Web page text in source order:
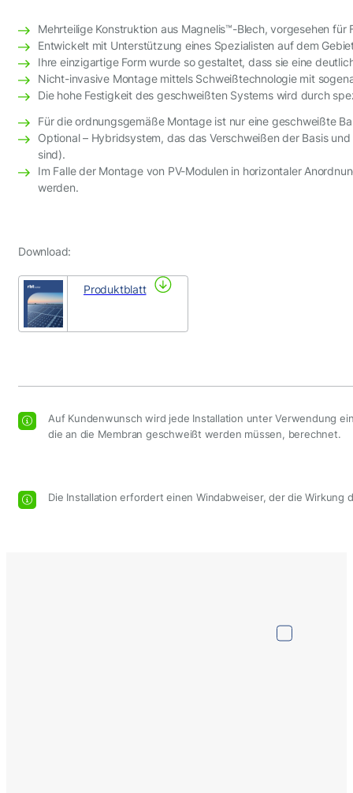
Lange Seite (LAZ)
Max Länge des PV-Moduls
Individuell (X)
Mehrteilige Konstruktion aus Magnelis™-Blech, vorgesehen
Entwickelt mit Unterstützung eines Spezialisten auf dem
Ihre einzigartige Form wurde so gestaltet, dass sie eine
Nicht-invasive Montage mittels Schweißtechnologie mit
Die hohe Festigkeit des geschweißten Systems wird durch
Für die ordnungsgemäße Montage ist nur eine geschweißte
Optional – Hybridsystem, das das Verschweißen der Basis
sind).
Im Falle der Montage von PV-Modulen in horizontaler
werden.
Download:
Produktblatt
Auf Kundenwunsch wird jede Installation unter Verwendung
die an die Membran geschweißt werden müssen, berechnet.
Die Installation erfordert einen Windabweiser, der die